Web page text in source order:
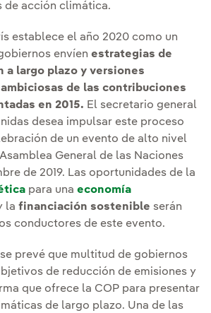
de acción climática.
establece el año 2020 como un
envíen estrategias de
a largo plazo y versiones
de las contribuciones
en 2015. El secretario general
desea impulsar este proceso
de un evento de alto nivel
General de las Naciones
de 2019. Las oportunidades de la
para una economía
la financiación sostenible serán
conductores de este evento.
prevé que multitud de gobiernos
de reducción de emisiones y
que ofrece la COP para presentar
de largo plazo. Una de las